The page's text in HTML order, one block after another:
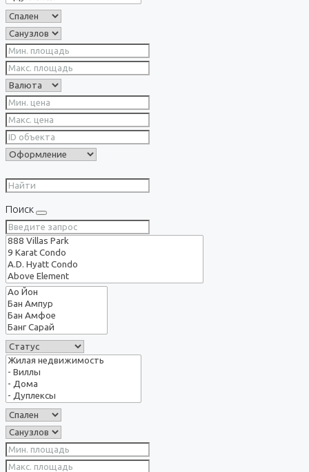
Поиск